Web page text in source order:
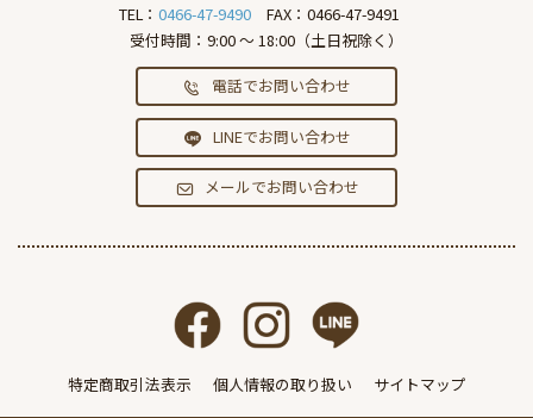
TEL： 0466-47-9490
FAX：0466-47-9491
受付時間：9:00 ～ 18:00（土日祝除く）
電話でお問い合わせ
LINEでお問い合わせ
メールでお問い合わせ
特定商取引法表示 個人情報の取り扱い サイトマップ